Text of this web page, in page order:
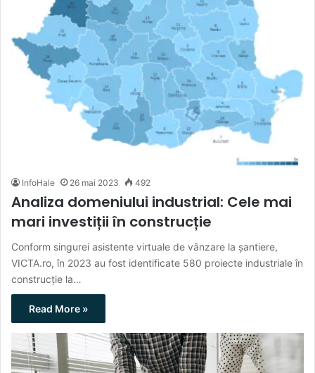
InfoHale 26 mai 2023 492
Analiza domeniului industrial: Cele mai
mari investiții în construcție
Conform singurei asistente virtuale de vânzare la șantiere,
VICTA.ro, în 2023 au fost identificate 580 proiecte industriale în
construcție la…
Read More »